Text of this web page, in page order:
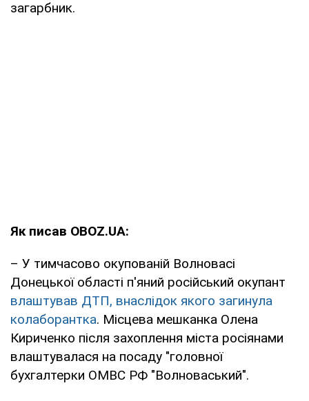
загарбник.
Як писав OBOZ.UA:
– У тимчасово окупованій Волновасі
Донецької області п'яний російський окупант
влаштував ДТП, внаслідок якого загинула
колаборантка. Місцева мешканка Олена
Кириченко після захоплення міста росіянами
влаштувалася на посаду "головної
бухгалтерки ОМВС РФ "Волноваський".